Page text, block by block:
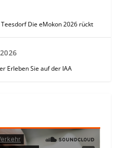
Die eMokon 2026 rückt
Erleben Sie auf der IAA